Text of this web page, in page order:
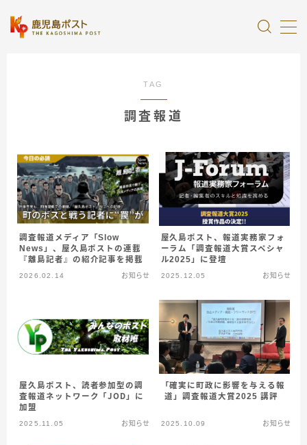
受賞・報道
情報提供
TAG
調査報道
調査報道メディア「Slow
News」、屋久島ポストの連載
『離島記者』の紹介記事を掲載
2026.02.14 お知らせ
屋久島ポスト、報道実務家フォ
ーラム「調査報道大賞スペシャ
ル2025」に登壇
2025.12.05 お知らせ
屋久島ポスト、読者参加型の調
査報道ネットワーク「ＪＯＤ」に
加盟
2025.11.05 お知らせ
「確実に町政に影響を与える報
道」調査報道大賞2025 講評
2025.10.09 お知らせ